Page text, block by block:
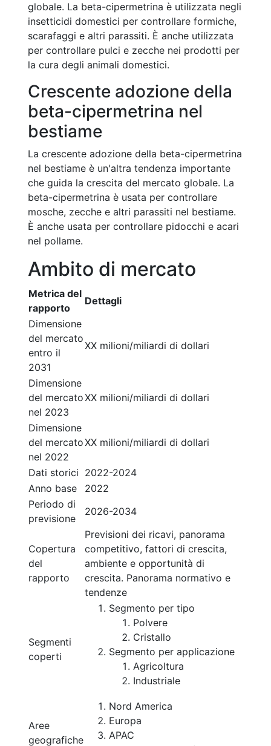
globale. La beta-cipermetrina è utilizzata negli
insetticidi domestici per controllare formiche,
scarafaggi e altri parassiti. È anche utilizzata
per controllare pulci e zecche nei prodotti per
la cura degli animali domestici.
Crescente adozione della
beta-cipermetrina nel
bestiame
La crescente adozione della beta-cipermetrina
nel bestiame è un'altra tendenza importante
che guida la crescita del mercato globale. La
beta-cipermetrina è usata per controllare
mosche, zecche e altri parassiti nel bestiame.
È anche usata per controllare pidocchi e acari
nel pollame.
Ambito di mercato
Metrica del
rapporto
Dettagli
Dimensione
del mercato
entro il
2031
XX milioni/miliardi di dollari
Dimensione
del mercato
nel 2023
XX milioni/miliardi di dollari
Dimensione
del mercato
nel 2022
XX milioni/miliardi di dollari
Dati storici 2022-2024
Anno base
2022
Periodo di
previsione
2026-2034
Copertura
del
rapporto
Previsioni dei ricavi, panorama
competitivo, fattori di crescita,
ambiente e opportunità di
crescita. Panorama normativo e
tendenze
Segmenti
coperti
Segmento per tipo
Polvere
Cristallo
Segmento per applicazione
Agricoltura
Industriale
Aree
geografiche
Nord America
Europa
APAC